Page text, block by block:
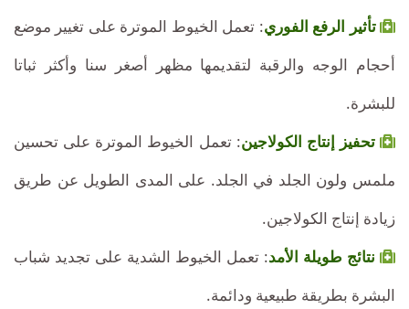
تأثير الرفع الفوري: تعمل الخيوط الموترة على تغيير موضع
أحجام الوجه والرقبة لتقديمها مظهر أصغر سنا وأكثر ثباتا
للبشرة.
تحفيز إنتاج الكولاجين: تعمل الخيوط الموترة على تحسين
ملمس ولون الجلد في الجلد. على المدى الطويل عن طريق
زيادة إنتاج الكولاجين.
نتائج طويلة الأمد: تعمل الخيوط الشدية على تجديد شباب
البشرة بطريقة طبيعية ودائمة.